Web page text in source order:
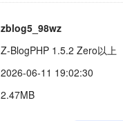
zblog5_98wz
Z-BlogPHP 1.5.2 Zero以上
2026-06-11 19:02:30
2.47MB